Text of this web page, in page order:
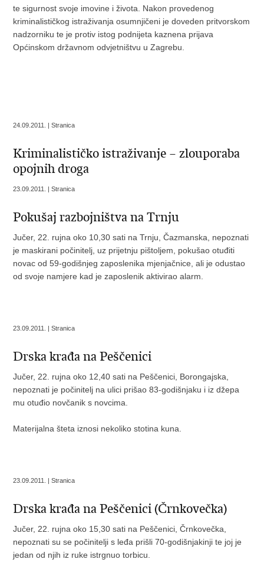
te sigurnost svoje imovine i života. Nakon provedenog
kriminalističkog istraživanja osumnjičeni je doveden pritvorskom
nadzorniku te je protiv istog podnijeta kaznena prijava
Općinskom državnom odvjetništvu u Zagrebu.
24.09.2011. | Stranica
Kriminalističko istraživanje – zlouporaba
opojnih droga
23.09.2011. | Stranica
Pokušaj razbojništva na Trnju
Jučer, 22. rujna oko 10,30 sati na Trnju, Čazmanska, nepoznati
je maskirani počinitelj, uz prijetnju pištoljem, pokušao otuđiti
novac od 59-godišnjeg zaposlenika mjenjačnice, ali je odustao
od svoje namjere kad je zaposlenik aktivirao alarm.
23.09.2011. | Stranica
Drska krađa na Peščenici
Jučer, 22. rujna oko 12,40 sati na Peščenici, Borongajska,
nepoznati je počinitelj na ulici prišao 83-godišnjaku i iz džepa
mu otuđio novčanik s novcima.
Materijalna šteta iznosi nekoliko stotina kuna.
23.09.2011. | Stranica
Drska krađa na Peščenici (Črnkovečka)
Jučer, 22. rujna oko 15,30 sati na Peščenici, Črnkovečka,
nepoznati su se počinitelji s leđa prišli 70-godišnjakinji te joj je
jedan od njih iz ruke istrgnuo torbicu.